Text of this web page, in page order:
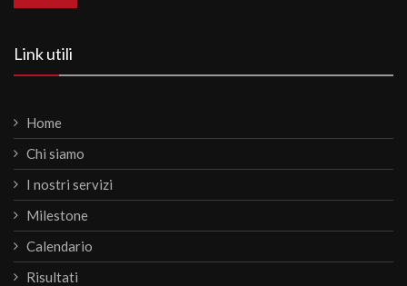
Link utili
Home
Chi siamo
I nostri servizi
Milestone
Calendario
Risultati